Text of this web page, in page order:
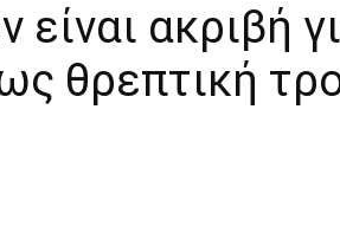
είναι ακριβή
θρεπτική